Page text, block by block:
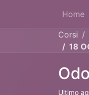
Home
Corsi
18
Ultimo